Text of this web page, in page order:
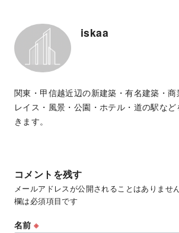
iskaa
関東・甲信越近辺の新建築・有名建築・
レイス・風景・公園・ホテル・道の駅な
きます。
コメントを残す
メールアドレスが公開されることはありません
欄は必須項目です
名前※